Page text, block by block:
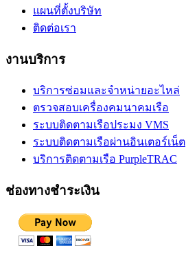
แผนที่ตั้งบริษัท
ติดต่อเรา
งานบริการ
บริการซ่อมและจำหน่ายอะไหล่
ตรวจสอบเครื่องคมนาคมเรือ
ระบบติดตามเรือประมง VMS
ระบบติดตามเรือผ่านอินเตอร์เน็ต
บริการติดตามเรือ PurpleTRAC
ช่องทางชำระเงิน